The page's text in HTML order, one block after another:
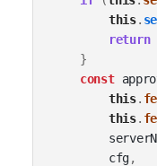
this.
return
}
const
this.
this.
cfg,